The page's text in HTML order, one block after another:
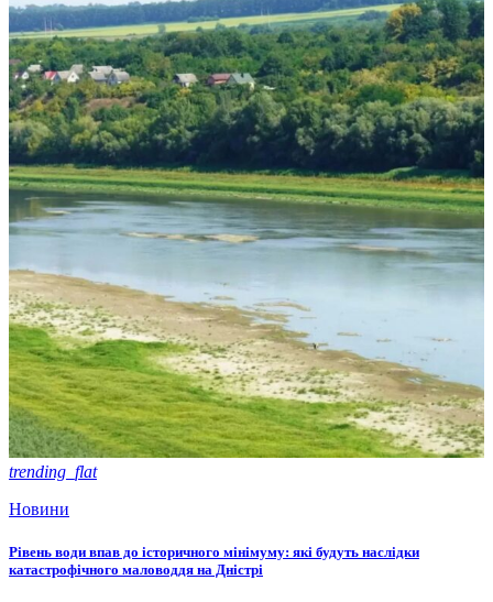
trending_flat
Новини
Рівень води впав до історичного мінімуму: які будуть наслідки
катастрофічного маловоддя на Дністрі